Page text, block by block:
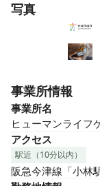
写真
事業所情報
事業所名
ヒューマンライフ
アクセス
駅近（10分以内）
阪急今津線「小林